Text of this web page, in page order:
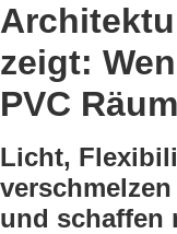
zeigt:
PVC
Licht,
und schaffen